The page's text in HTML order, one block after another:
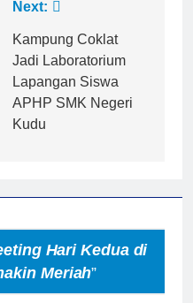
Next:
Kampung Coklat
Jadi Laboratorium
Lapangan Siswa
APHP SMK Negeri
Kudu
Hari Kedua di
Meriah”